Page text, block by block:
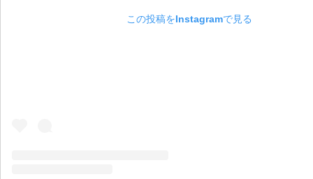
この投稿をInstagramで見る